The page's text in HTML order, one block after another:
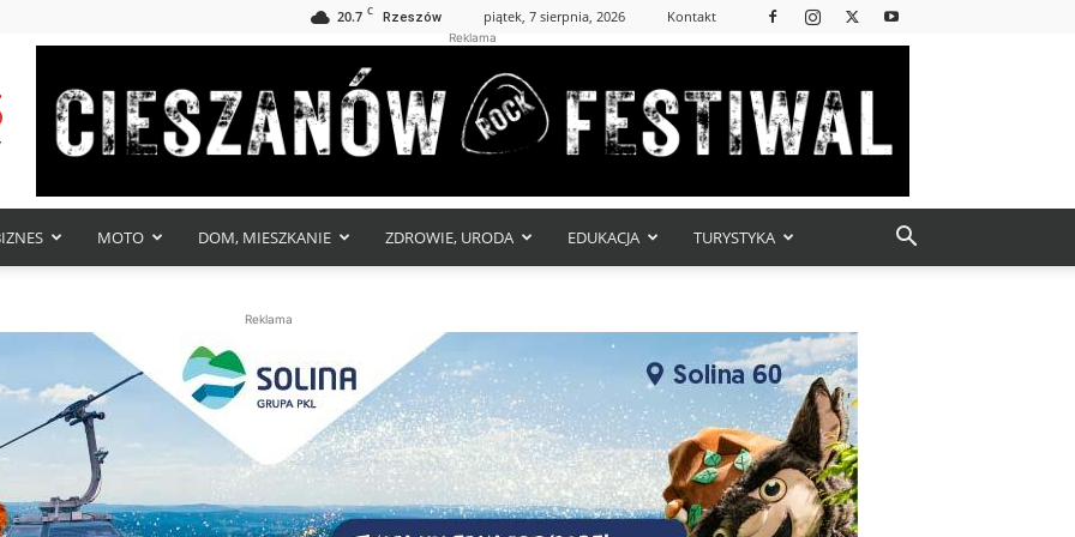
20.7 C Rzeszów piątek, 7 sierpnia, 2026 Kontakt
Reklama
MOTO DOM, MIESZKANIE ZDROWIE, URODA EDUKACJA TURYSTYKA
Reklama